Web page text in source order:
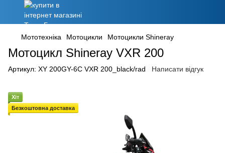
Мототехніка Мотоцикли Мотоцикли Shineray
Мотоцикл Shineray VXR 200
Артикул: XY 200GY-6C VXR 200_black/rad Написати відгук
Хіт
Безкоштовна доставка